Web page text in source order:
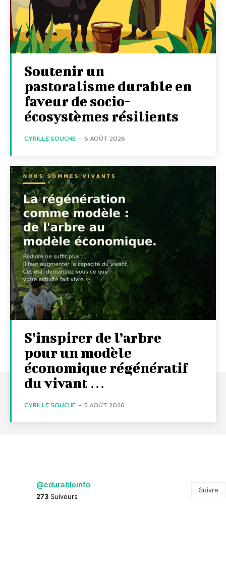
Soutenir un
pastoralisme durable en
faveur de socio-
écosystèmes résilients
CYRILLE SOUCHE - 6 AOÛT 2026
S’inspirer de l’arbre
pour un modèle
économique régénératif
du vivant …
CYRILLE SOUCHE - 5 AOÛT 2026
@cdurableinfo
273 Suiveurs
Suivre